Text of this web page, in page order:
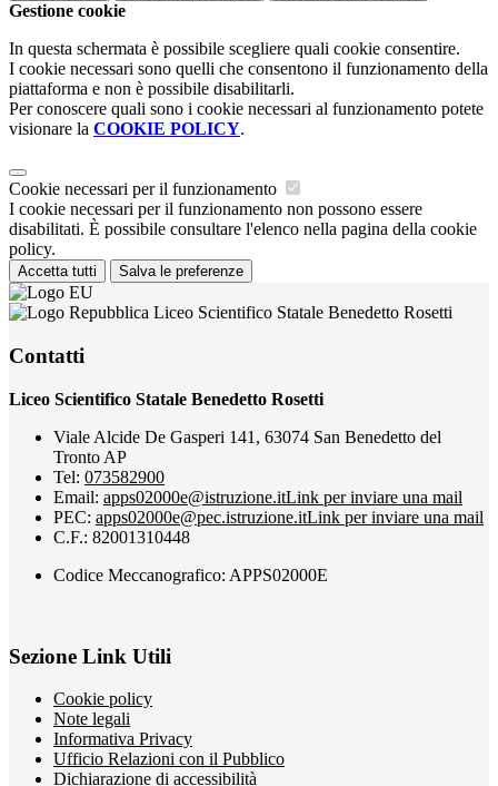
Gestione cookie
In questa schermata è possibile scegliere quali cookie consentire.
I cookie necessari sono quelli che consentono il funzionamento della
piattaforma e non è possibile disabilitarli.
Per conoscere quali sono i cookie necessari al funzionamento potete
visionare la COOKIE POLICY.
Cookie necessari per il funzionamento
I cookie necessari per il funzionamento non possono essere
disabilitati. È possibile consultare l'elenco nella pagina della cookie
policy.
Accetta tutti Salva le preferenze
Liceo Scientifico Statale Benedetto Rosetti
Contatti
Liceo Scientifico Statale Benedetto Rosetti
Viale Alcide De Gasperi 141, 63074 San Benedetto del
Tronto AP
Tel: 073582900
Email: apps02000e@istruzione.itLink per inviare una mail
PEC: apps02000e@pec.istruzione.itLink per inviare una mail
C.F.: 82001310448
Codice Meccanografico: APPS02000E
Sezione Link Utili
Cookie policy
Note legali
Informativa Privacy
Ufficio Relazioni con il Pubblico
Dichiarazione di accessibilità